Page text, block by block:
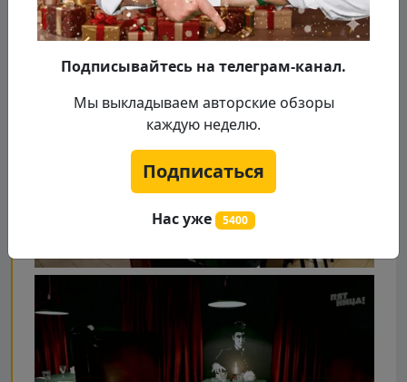
Подписывайтесь на телеграм-канал.
Мы выкладываем авторские обзоры
каждую неделю.
Подписаться
Нас уже 5400